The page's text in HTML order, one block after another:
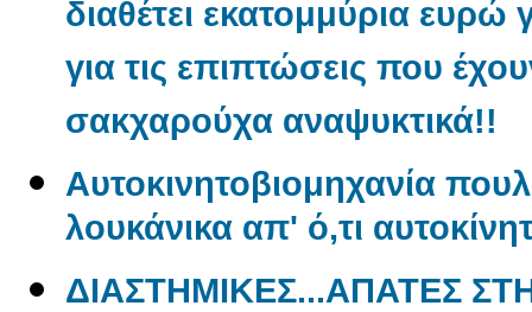
διαθέτει εκατομμύρια ευρώ
για τις επιπτώσεις που
σακχαρούχα αναψυκτικά!!
Aυτοκινητοβιομηχανία
λουκάνικα απ' ό,τι
ΔΙΑΣΤΗΜΙΚΕΣ...ΑΠΑΤΕΣ